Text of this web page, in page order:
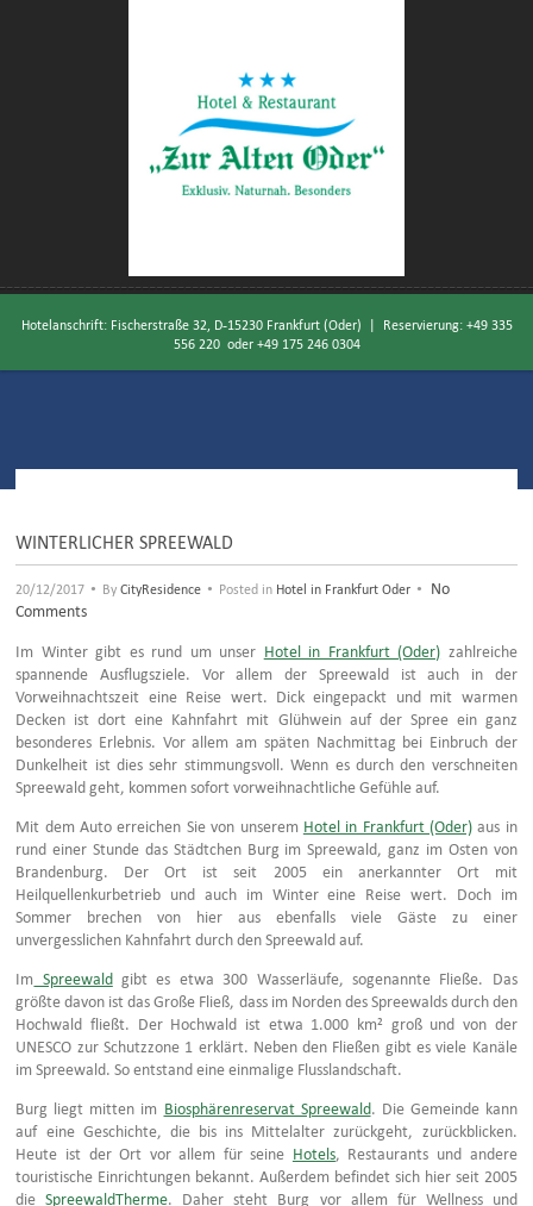
Hotelanschrift: Fischerstraße 32, D-15230 Frankfurt (Oder) | Reservierung: +49 335
556 220oder +49 175 246 0304
WINTERLICHER SPREEWALD
20/12/2017 • ByCityResidence • Posted in Hotel in Frankfurt Oder •
No
Comments
Im Winter gibt es rund um unser Hotel in Frankfurt (Oder) zahlreiche
spannende Ausflugsziele. Vor allem der Spreewald ist auch in der
Vorweihnachtszeit eine Reise wert. Dick eingepackt und mit warmen
Decken ist dort eine Kahnfahrt mit Glühwein auf der Spree ein ganz
besonderes Erlebnis. Vor allem am späten Nachmittag bei Einbruch der
Dunkelheit ist dies sehr stimmungsvoll. Wenn es durch den verschneiten
Spreewald geht, kommen sofort vorweihnachtliche Gefühle auf.
Mit dem Auto erreichen Sie von unserem Hotel in Frankfurt (Oder)aus in
rund einer Stunde das Städtchen Burg im Spreewald, ganz im Osten von
Brandenburg. Der Ort ist seit 2005 ein anerkannter Ort mit
Heilquellenkurbetrieb und auch im Winter eine Reise wert. Doch im
Sommer brechen von hier aus ebenfalls viele Gäste zu einer
unvergesslichen Kahnfahrt durch den Spreewald auf.
Im Spreewaldgibt es etwa 300 Wasserläufe, sogenannte Fließe. Das
größte davon ist das Große Fließ, dass im Norden des Spreewalds durch den
Hochwald fließt. Der Hochwald ist etwa 1.000 km² groß und von der
UNESCO zur Schutzzone 1 erklärt. Neben den Fließen gibt es viele Kanäle
im Spreewald. So entstand eine einmalige Flusslandschaft.
Burg liegt mitten im Biosphärenreservat Spreewald. Die Gemeinde kann
auf eine Geschichte, die bis ins Mittelalter zurückgeht, zurückblicken.
Heute ist der Ort vor allem für seine Hotels, Restaurants und andere
touristische Einrichtungen bekannt. Außerdem befindet sich hier seit 2005
dieSpreewaldTherme . Daher steht Burg vor allem für Wellness und